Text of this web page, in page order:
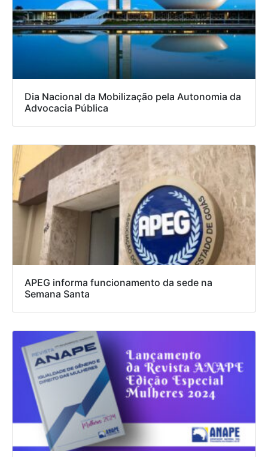
Dia Nacional da Mobilização pela Autonomia da
Advocacia Pública
APEG informa funcionamento da sede na
Semana Santa